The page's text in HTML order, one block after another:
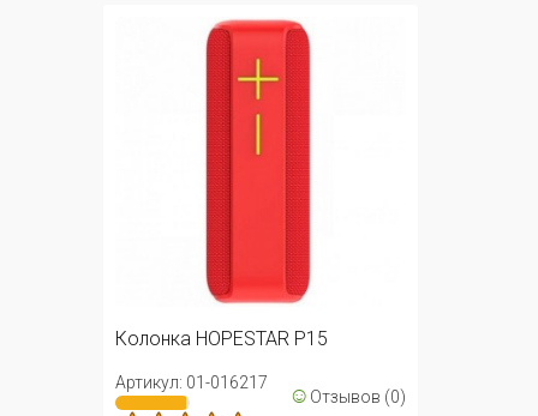
Колонка HOPESTAR P15
Артикул: 01-016217 ☺ Отзывов (0)